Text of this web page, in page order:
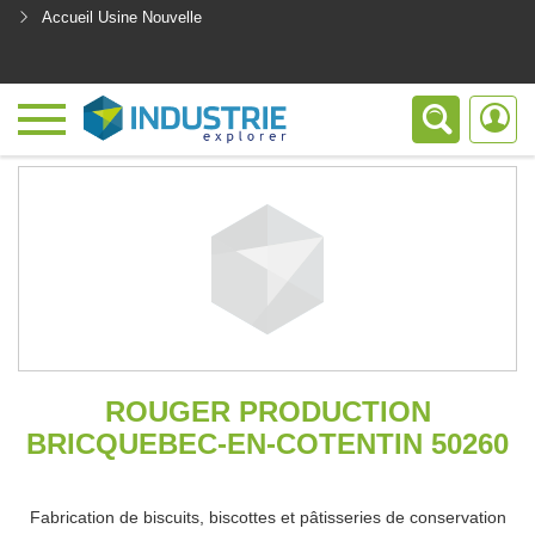
Accueil Usine Nouvelle
ROUGER PRODUCTION
BRICQUEBEC-EN-COTENTIN 50260
Fabrication de biscuits, biscottes et pâtisseries de conservation